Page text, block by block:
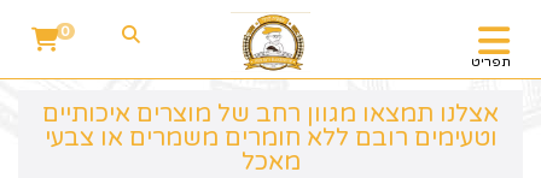
תפריט
0
אצלנו תמצאו מגוון רחב של מוצרים איכותיים
וטעימים רובם ללא חומרים משמרים או צבעי
מאכל